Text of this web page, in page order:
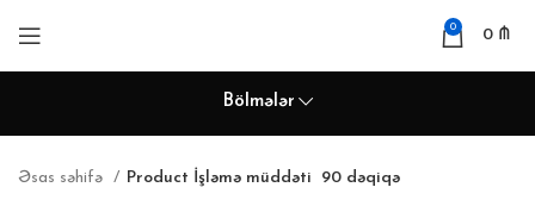
0 0 ₼
Bölmələr
Əsas səhifə Product İşləmə müddəti 90 dəqiqə